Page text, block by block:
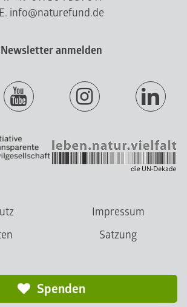
E. info@naturefund.de
Newsletter anmelden
Impressum
Satzung
Spenden